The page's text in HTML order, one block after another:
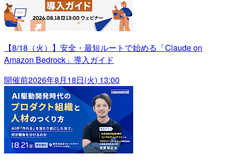
【8/18（火）】安全・最短ルートで始める「Claude on
Amazon Bedrock」導入ガイド
開催前2026年8月18日(火) 13:00